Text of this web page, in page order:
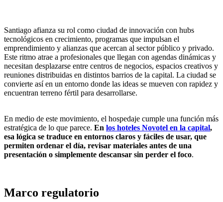
Santiago afianza su rol como ciudad de innovación con hubs
tecnológicos en crecimiento, programas que impulsan el
emprendimiento y alianzas que acercan al sector público y privado.
Este ritmo atrae a profesionales que llegan con agendas dinámicas y
necesitan desplazarse entre centros de negocios, espacios creativos y
reuniones distribuidas en distintos barrios de la capital. La ciudad se
convierte así en un entorno donde las ideas se mueven con rapidez y
encuentran terreno fértil para desarrollarse.
En medio de este movimiento, el hospedaje cumple una función más
estratégica de lo que parece. En los hoteles Novotel en la capital,
esa lógica se traduce en entornos claros y fáciles de usar, que
permiten ordenar el día, revisar materiales antes de una
presentación o simplemente descansar sin perder el foco.
Marco regulatorio